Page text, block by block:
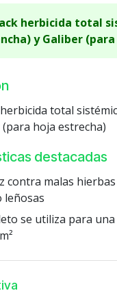
herbicida total
y Galiber
total
hoja estrecha)
destacadas
contra malas
leñosas
se utiliza para